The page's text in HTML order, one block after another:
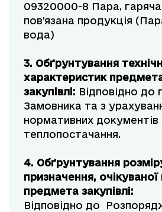
09320000-8 Пара,
пов’язана продукція
вода)
3. Обґрунтування
характеристик
закупівлі: Відповідно до
Замовника та з
нормативних документів
теплопостачання.
4. Обґрунтування
призначення, очікуваної
предмета закупівлі:
Відповідно до